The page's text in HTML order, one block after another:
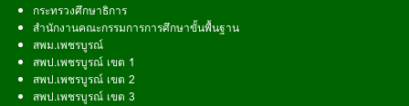
กระทรวงศึกษาธิการ
สำนักงานคณะกรรมการการศึกษาขั้นพื้นฐาน
สพม.เพชรบูรณ์
สพป.เพชรบูรณ์ เขต 1
สพป.เพชรบูรณ์ เขต 2
สพป.เพชรบูรณ์ เขต 3